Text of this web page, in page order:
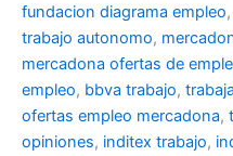
fundacion diagrama empleo,
trabajo autonomo,
mercadona ofertas de
empleo, bbva trabajo,
ofertas empleo mercadona,
opiniones, inditex trabajo,